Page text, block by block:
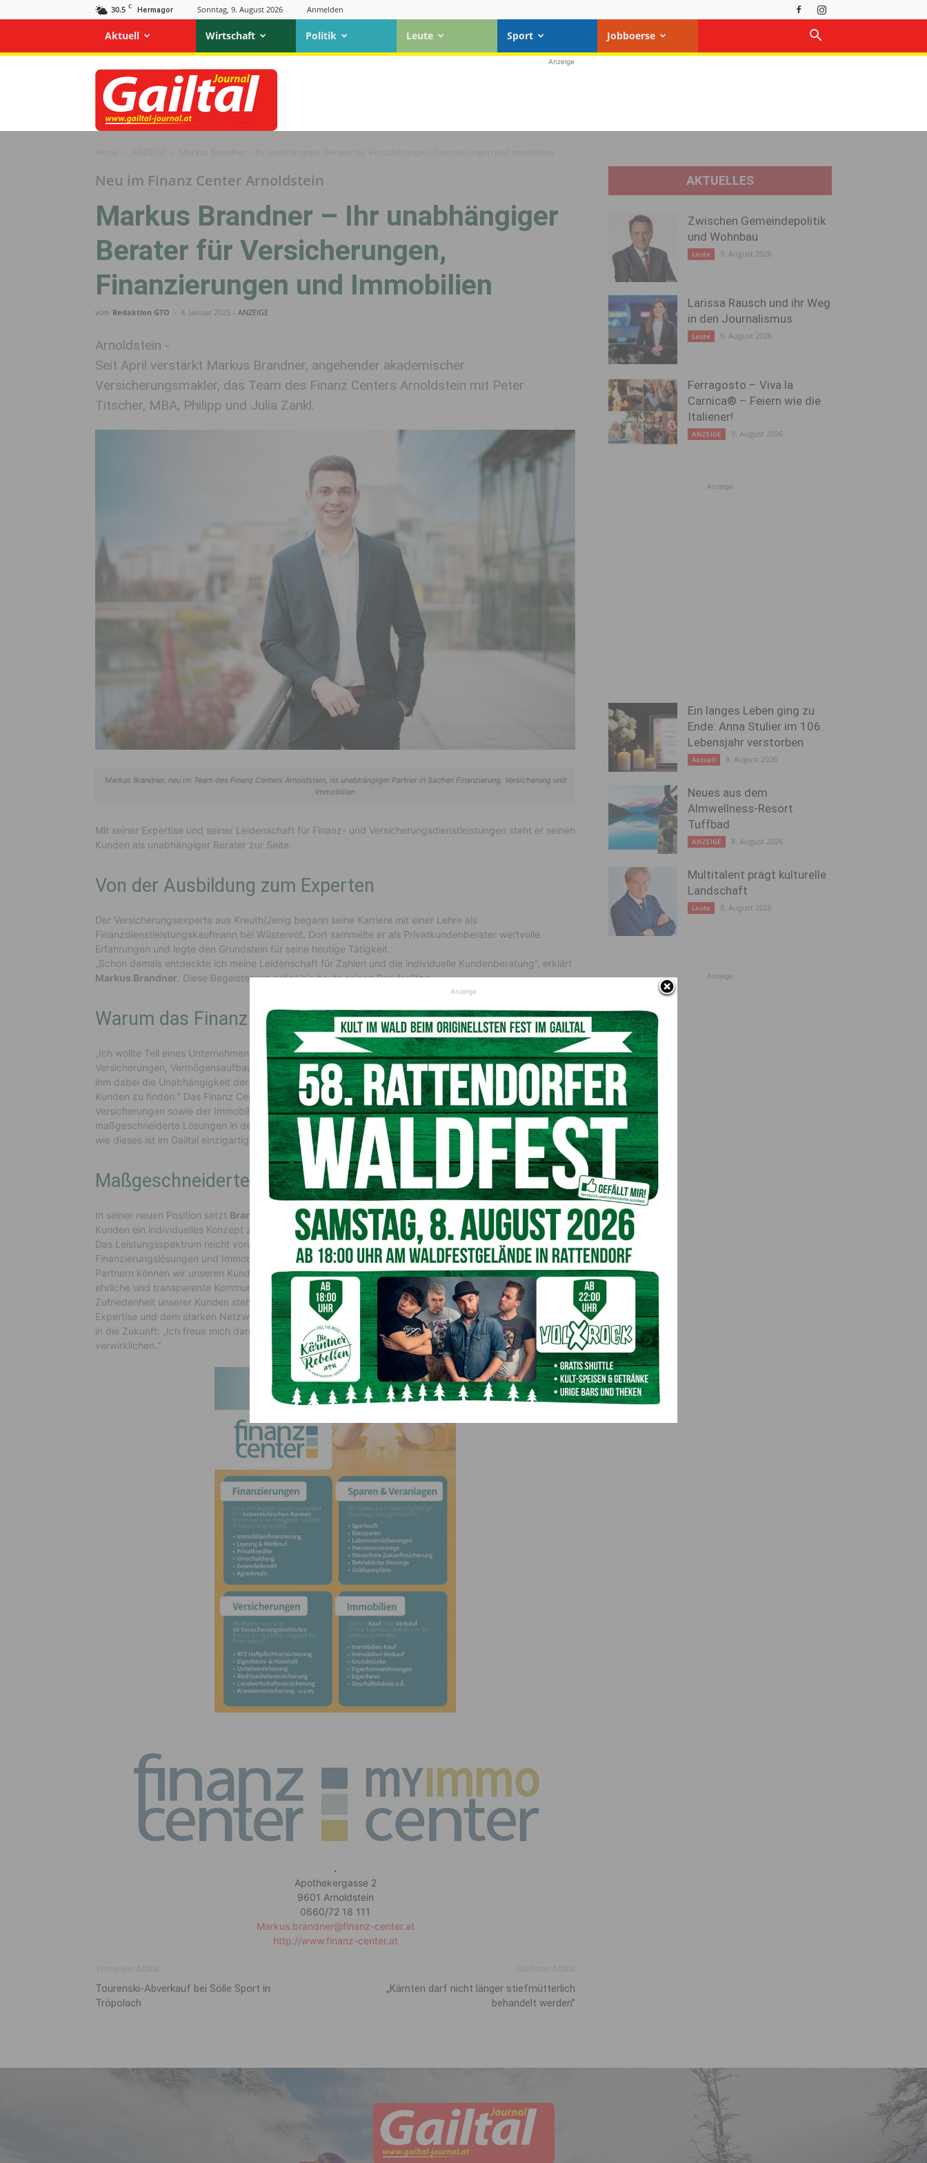
30.5 C Hermagor Sonntag, 9. August 2026 Anmelden
Aktuell Wirtschaft Politik Leute Sport Jobboerse
Gailtal
Journal
Anzeige
Neu im Finanz Center Arnoldstein
Markus Brandner – Ihr unabhängiger
Berater für Versicherungen,
Finanzierungen und Immobilien
von Redaktion GTO - 4. Januar 2025 - ANZEIGE
Arnoldstein -
Seit April verstärkt Markus Brandner, angehender akademischer
Versicherungsmakler, das Team des Finanz Centers Arnoldstein mit Peter
Titscher, MBA, Philipp und Julia Zankl.
Markus Brandner, neu im Team des Finanz Centers Arnoldstein, ist unabhängiger Partner in Sachen Finanzierung, Versicherung und
Immobilien
Mit seiner Expertise und seiner Leidenschaft für Finanz- und Versicherungsdienstleistungen steht er seinen
Kunden als unabhängiger Berater zur Seite.
Von der Ausbildung zum Experten
Der Versicherungsexperte aus Kreuth/Jenig begann seine Karriere mit einer Lehre als
Finanzdienstleistungskaufmann bei Wüstenrot. Dort sammelte er als Privatkundenberater wertvolle
Erfahrungen und legte den Grundstein für seine heutige Tätigkeit.
„Schon damals entdeckte ich meine Leidenschaft für Zahlen und die individuelle Kundenberatung“, erklärt
Markus Brandner . Diese Begeisterung prägt bis heute seinen Berufsalltag.
Warum das Finanz Center Arnoldstein?
„Ich wollte Teil eines Unternehmens sein, das alle wichtigen Bereiche des Finanzwesens abdeckt:
Versicherungen, Vermögensaufbau, Finanzierungen und Immobilien“, so Brandner. Besonders wichtig sei
ihm dabei die Unabhängigkeit der Beratung. „Das ermöglicht es uns, stets die besten Angebote für unsere
Kunden zu finden.“ Das Finanz Center Arnoldstein überzeugt mit über 50 Partnern aus Banken und
Versicherungen sowie der Immobilienfirma My Immo Center. Diese breite Basis garantiert
maßgeschneiderte Lösungen in den Bereichen Versicherung, Finanzierung und Immobilien. „Ein Angebot
wie dieses ist im Gailtal einzigartig“, betont Brandner.
Maßgeschneiderte Finanzlösungen für die Region
In seiner neuen Position setzt Brandner
auf ganzheitliche Finanzberatung. „Mein Ziel ist es, für jeden
Kunden ein individuelles Konzept zu entwickeln, das perfekt zu seiner Lebenssituation passt“, erklärt er.
Das Leistungsspektrum reicht von Versicherungen über Vorsorge- und Anlagestrategien bis hin zu
Finanzierungslösungen und Immobilienprojekten. „Dank unserer breiten Auswahl an Produkten und
Partnern können wir unseren Kunden passgenaue Lösungen bieten“, unterstreicht Brandner. Durch
ehrliche und transparente Kommunikation möchte er langfristige Partnerschaften aufbauen. „Die
Zufriedenheit unserer Kunden steht für mich an erster Stelle“, so der engagierte Berater. Mit seiner
Expertise und dem starken Netzwerk des Finanz Centers Arnoldstein siehtMarkus Brandneroptimistisch
in die Zukunft: „Ich freue mich darauf, gemeinsam mit unseren Kunden ihre finanziellen Ziele zu
verwirklichen.“
.
Apothekergasse 2
9601 Arnoldstein
0660/72 18 111
Markus.brandner@finanz-center.at
http://www.finanz-center.at
Tourenski-Abverkauf bei Sölle Sport in
Tröpolach
„Kärnten darf nicht länger stiefmütterlich
behandelt werden”
AKTUELLES
Zwischen Gemeindepolitik
und Wohnbau
Leute 9. August 2026
Larissa Rausch und ihr Weg
in den Journalismus
Leute 9. August 2026
Ferragosto – Viva la
Carnica® – Feiern wie die
Italiener!
ANZEIGE 9. August 2026
Anzeige
Ein langes Leben ging zu
Ende: Anna Stulier im 106.
Lebensjahr verstorben
Aktuell 8. August 2026
Neues aus dem
Almwellness-Resort
Tuffbad
ANZEIGE 8. August 2026
Multitalent prägt kulturelle
Landschaft
Leute 8. August 2026
Anzeige
Anzeige